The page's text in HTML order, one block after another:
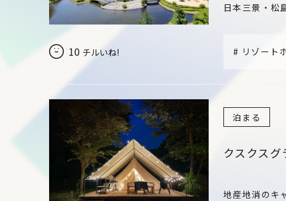
10 チルいね!
日本三景・松
# リゾート
泊まる
クスクス
地産地消のキ